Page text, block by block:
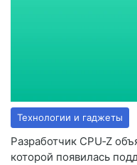
Технологии и гаджеты
Разработчик CPU‑Z
которой появилась